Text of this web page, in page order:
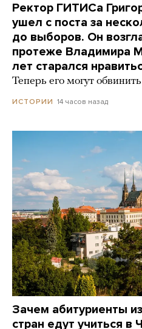
Ректор ГИТИСа
ушел с поста за
до выборов. Он
протеже Владимира
лет старался
Теперь его могут
ИСТОРИИ 14 часов назад
Зачем абитуриенты
стран едут учиться